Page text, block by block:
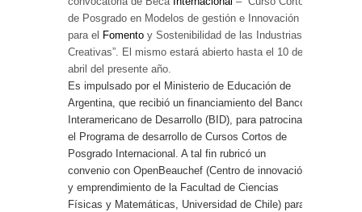
de Posgrado en Modelos de gestión e Innovación
para el Fomento y Sostenibilidad de las Industrias
Creativas”. El mismo estará abierto hasta el 10 de
abril del presente año.
Es impulsado por el Ministerio de Educación de
Argentina, que recibió un financiamiento del Banco
Interamericano de Desarrollo (BID), para patrocinar
el Programa de desarrollo de Cursos Cortos de
Posgrado Internacional. A tal fin rubricó un
convenio con OpenBeauchef (Centro de innovación
y emprendimiento de la Facultad de Ciencias
Físicas y Matemáticas, Universidad de Chile) para